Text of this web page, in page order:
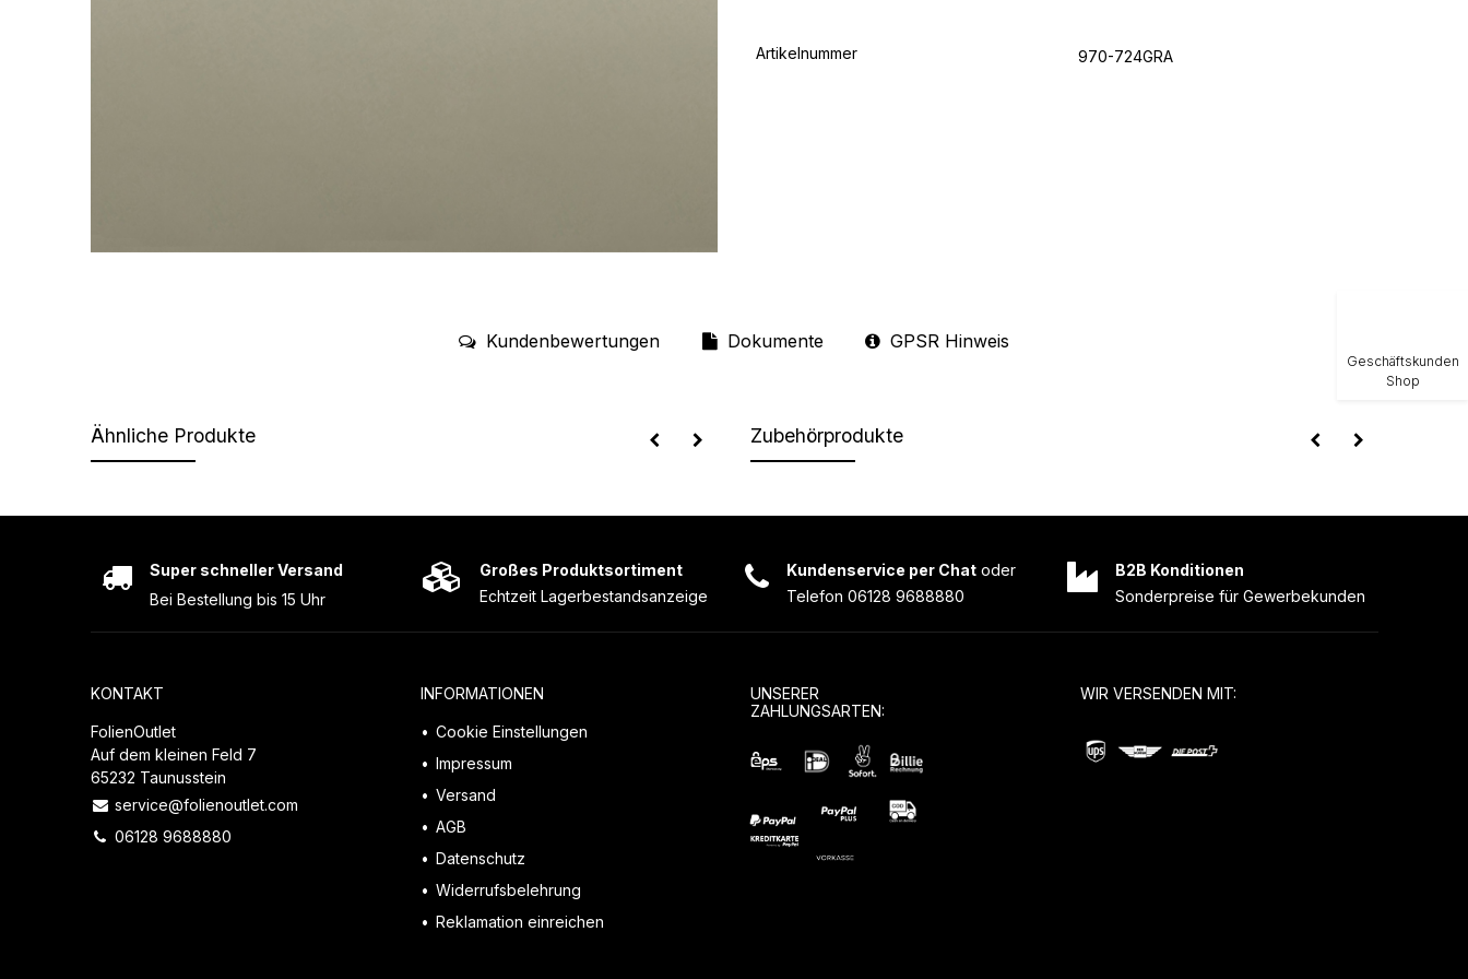
Artikelnummer 970-724GRA
Kundenbewertungen Dokumente GPSR Hinweis
Ähnliche Produkte Zubehörprodukte
Großes Produktsortiment
Echtzeit Lagerbestandsanzeige
Kundenservice per Chat oder
Telefon 06128 9688880
Super schneller Versand
Bei Bestellung bis 15 Uhr
B2B Konditionen
Sonderpreise für Gewerbekunden
KONTAKT
FolienOutlet
Auf dem kleinen Feld 7
65232 Taunusstein
service@folienoutlet.com
06128 9688880
INFORMATIONEN
Cookie Einstellungen
Impressum
Versand
AGB
Datenschutz
Widerrufsbelehrung
Reklamation einreichen
UNSERER
ZAHLUNGSARTEN:
WIR VERSENDEN MIT:
Geschäftskunden
Shop